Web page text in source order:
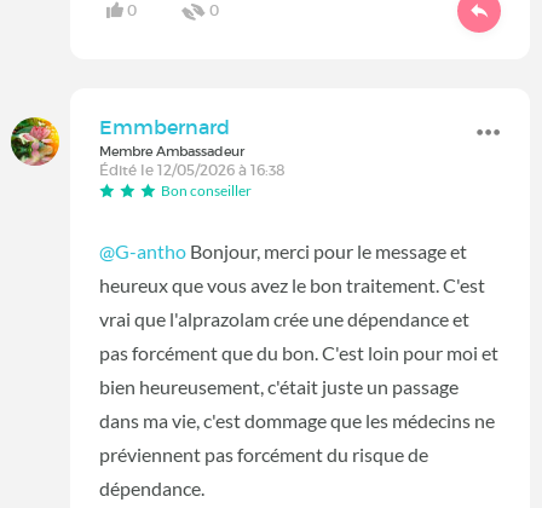
0 0
Emmbernard
Membre Ambassadeur
Édité le 12/05/2026 à 16:38
Bon conseiller
@G-antho Bonjour, merci pour le message et
heureux que vous avez le bon traitement. C'est
vrai que l'alprazolam crée une dépendance et
pas forcément que du bon. C'est loin pour moi et
bien heureusement, c'était juste un passage
dans ma vie, c'est dommage que les médecins ne
préviennent pas forcément du risque de
dépendance.